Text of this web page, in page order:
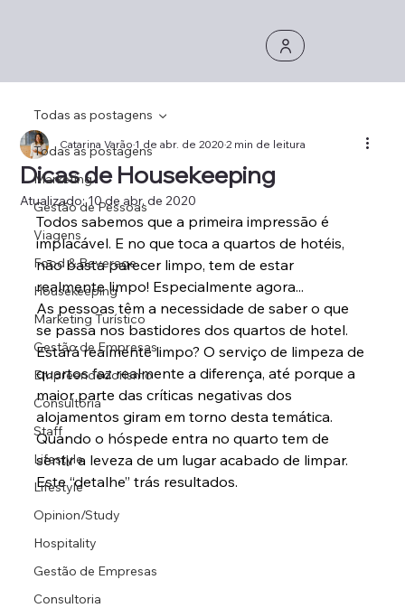
Todas as postagens
Marketing
Gestão de Pessoas
Viagens
Food & Beverage
Housekeeping
Marketing Turístico
Gestão de Empresas
Empreendedorismo
Consultoria
Staff
Lifestyle
Lifestyle
Opinion/Study
Hospitality
Gestão de Empresas
Consultoria
Todas as postagens
Dicas de Housekeeping
Catarina Varão1 de abr. de 20202 min de leitura
Atualizado:10 de abr. de 2020
Todos sabemos que a primeira impressão é
implacável. E no que toca a quartos de hotéis,
não basta parecer limpo, tem de estar
realmente limpo! Especialmente agora...
As pessoas têm a necessidade de saber o que
se passa nos bastidores dos quartos de hotel.
Estará realmente limpo? O serviço de limpeza de
quartos faz realmente a diferença, até porque a
maior parte das críticas negativas dos
alojamentos giram em torno desta temática.
Quando o hóspede entra no quarto tem de
sentir a leveza de um lugar acabado de limpar.
Este “detalhe” trás resultados.